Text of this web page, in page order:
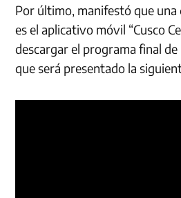
Por último, manifestó que una
es el aplicativo móvil “Cusco
descargar el programa final de
que será presentado la